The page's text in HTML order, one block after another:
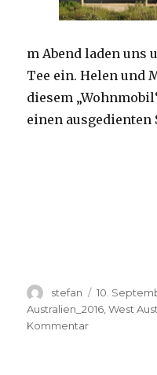
m Abend laden uns
Tee ein. Helen und
diesem
einen ausgedienten
Autor
stefan
am
10.
Australien_2016 ,West
Kommentarzu